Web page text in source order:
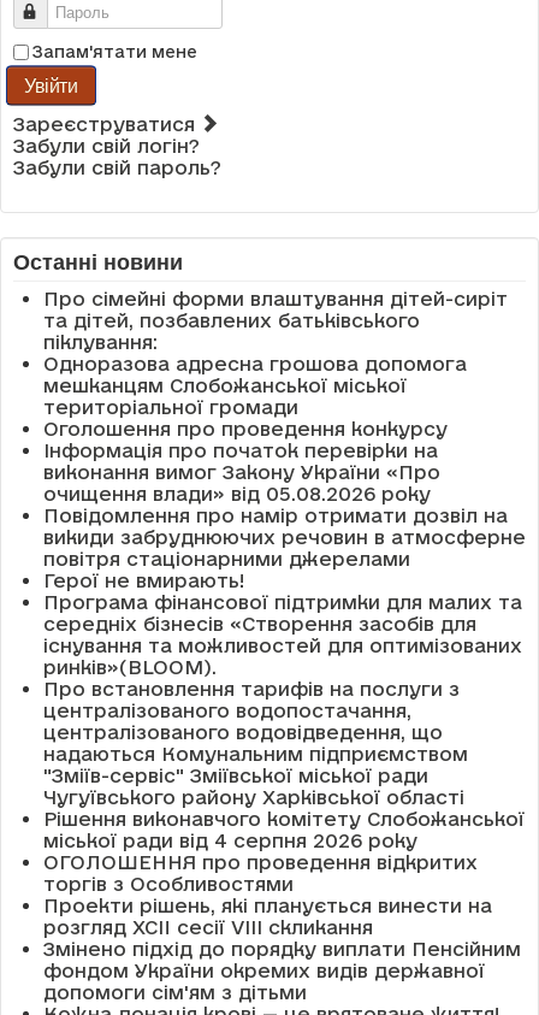
Пароль
Запам'ятати мене
Увійти
Зареєструватися
Забули свій логін?
Забули свій пароль?
Останні новини
Про сімейні форми влаштування дітей-сиріт
та дітей, позбавлених батьківського
піклування:
Одноразова адресна грошова допомога
мешканцям Слобожанської міської
територіальної громади
Оголошення про проведення конкурсу
Інформація про початок перевірки на
виконання вимог Закону України «Про
очищення влади» від 05.08.2026 року
Повідомлення про намір отримати дозвіл на
викиди забруднюючих речовин в атмосферне
повітря стаціонарними джерелами
Герої не вмирають!
Програма фінансової підтримки для малих та
середніх бізнесів «Створення засобів для
існування та можливостей для оптимізованих
ринків»(BLOOM).
Про встановлення тарифів на послуги з
централізованого водопостачання,
централізованого водовідведення, що
надаються Комунальним підприємством
"Зміїв-сервіс" Зміївської міської ради
Чугуївського району Харківської області
Рішення виконавчого комітету Слобожанської
міської ради від 4 серпня 2026 року
ОГОЛОШЕННЯ про проведення відкритих
торгів з Особливостями
Проекти рішень, які планується винести на
розгляд XCII сесії VІІІ скликання
Змінено підхід до порядку виплати Пенсійним
фондом України окремих видів державної
допомоги сім'ям з дітьми